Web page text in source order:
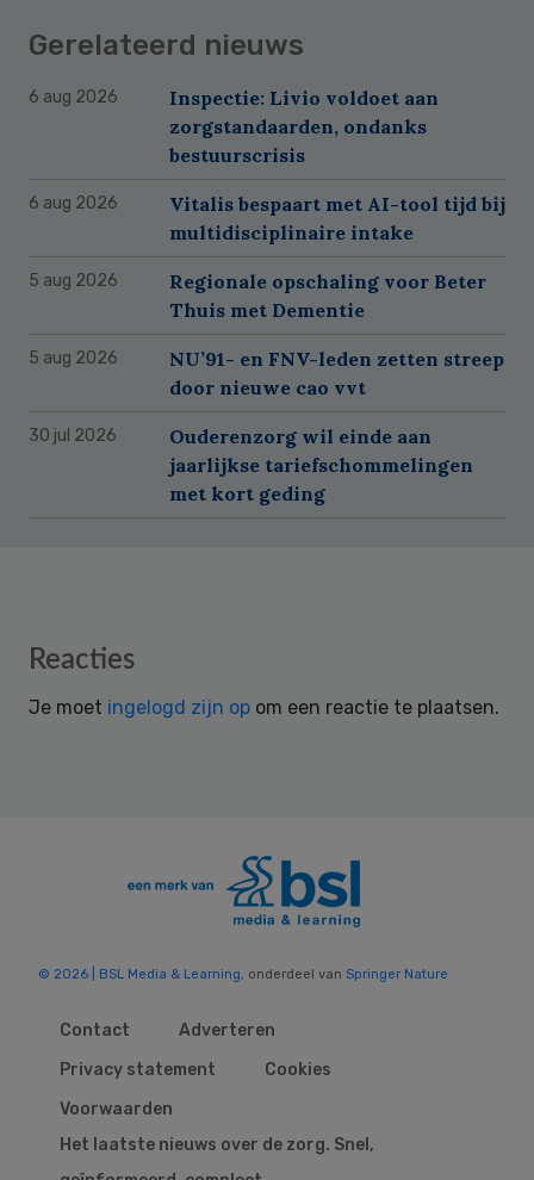
Gerelateerd nieuws
6 aug 2026
Inspectie: Livio voldoet aan
zorgstandaarden, ondanks
bestuurscrisis
6 aug 2026
Vitalis bespaart met AI-tool tijd bij
multidisciplinaire intake
5 aug 2026
Regionale opschaling voor Beter
Thuis met Dementie
5 aug 2026
NU’91- en FNV-leden zetten streep
door nieuwe cao vvt
30 jul 2026
Ouderenzorg wil einde aan
jaarlijkse tariefschommelingen
met kort geding
Reader
Reacties
Je moet ingelogd zijn op om een reactie te plaatsen.
© 2026 | BSL Media & Learning, onderdeel van Springer Nature
Contact
Adverteren
Privacy statement
Cookies
Voorwaarden
Het laatste nieuws over de zorg. Snel,